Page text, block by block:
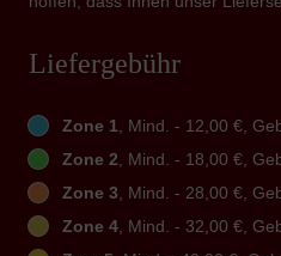
Liefergebühr
Zone 1, Mind. - 12,00 €,
Zone 2, Mind. - 18,00 €,
Zone 3, Mind. - 28,00 €,
Zone 4, Mind. - 32,00 €,